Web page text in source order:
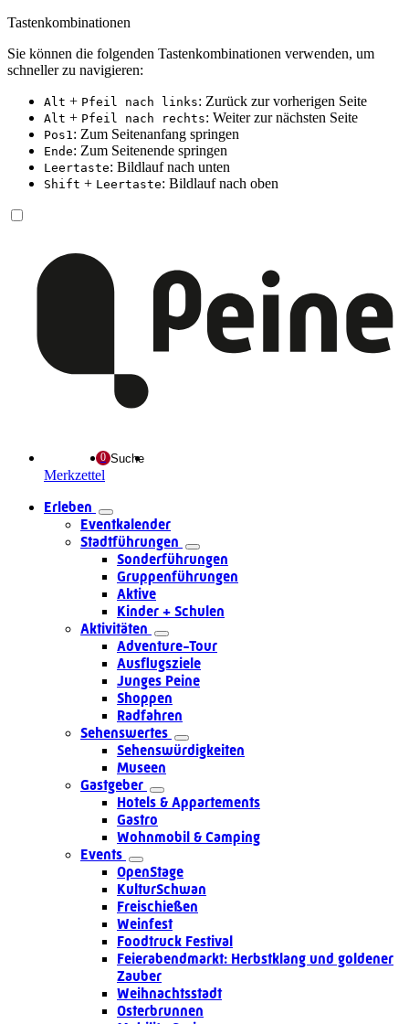
Tastenkombinationen
Sie können die folgenden Tastenkombinationen verwenden, um
schneller zu navigieren:
Alt + Pfeil nach links: Zurück zur vorherigen Seite
Alt + Pfeil nach rechts: Weiter zur nächsten Seite
Pos1: Zum Seitenanfang springen
Ende: Zum Seitenende springen
Leertaste: Bildlauf nach unten
Shift + Leertaste: Bildlauf nach oben
Merkzettel
Suche
Erleben
Eventkalender
Stadtführungen
Sonderführungen
Gruppenführungen
Aktive
Kinder + Schulen
Aktivitäten
Adventure-Tour
Ausflugsziele
Junges Peine
Shoppen
Radfahren
Sehenswertes
Sehenswürdigkeiten
Museen
Gastgeber
Hotels & Appartements
Gastro
Wohnmobil & Camping
Events
OpenStage
KulturSchwan
Freischießen
Weinfest
Foodtruck Festival
Feierabendmarkt: Herbstklang und goldener
Zauber
Weihnachtsstadt
Osterbrunnen